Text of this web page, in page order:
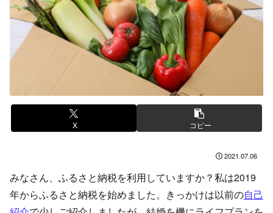
X コピー
2021.07.06
みなさん、ふるさと納税を利用していますか？私は2019
年からふるさと納税を始めました。きっかけは以前の自己